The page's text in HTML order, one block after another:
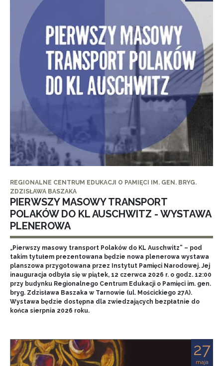
REGIONALNE CENTRUM EDUKACJI O PAMIĘCI IM. GEN. BRYG.
ZDZISŁAWA BASZAKA
PIERWSZY MASOWY TRANSPORT
POLAKÓW DO KL AUSCHWITZ - WYSTAWA
PLENEROWA
„Pierwszy masowy transport Polaków do KL Auschwitz” – pod
takim tytułem prezentowana będzie nowa plenerowa wystawa
planszowa przygotowana przez Instytut Pamięci Narodowej. Jej
inauguracja odbyła się w piątek, 12 czerwca 2026 r. o godz. 12:00
przy budynku Regionalnego Centrum Edukacji o Pamięci im. gen.
bryg. Zdzisława Baszaka w Tarnowie (ul. Mościckiego 27A).
Wystawa będzie dostępna dla zwiedzających bezpłatnie do
końca sierpnia 2026 roku.
27
maja